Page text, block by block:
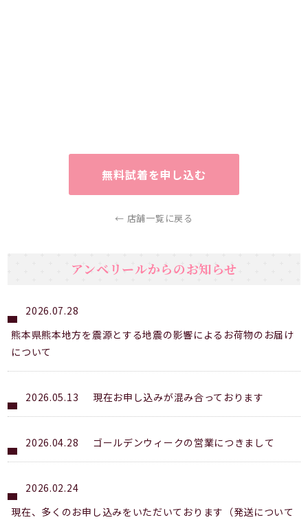
無料試着を申し込む
← 店舗一覧に戻る
アンベリールからのお知らせ
2026.07.28
熊本県熊本地方を震源とする地震の影響によるお荷物のお届け
について
2026.05.13 現在お申し込みが混み合っております
2026.04.28 ゴールデンウィークの営業につきまして
2026.02.24
現在、多くのお申し込みをいただいております（発送について